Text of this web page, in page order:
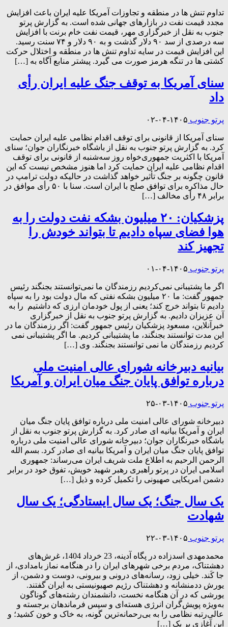
تداوم تنش ها در منطقه و تجاوزات آمریکا علیه ایران باعث افزایش
مجدد قیمت نفت در بازارهای جهانی شده است. به گزارش پرتو
جنوب به نقل از خبرگزاری مهر، قیمت نفت خام برنت با افزایش
سه درصدی از سد ۹۰ دلار گذشت و به ۹۰ دلار و ۷۴ سنت رسید.
این افزایش قیمت در سایه تداوم تنش ها در منطقه و اختلال حرکت
کشتی ها در تنگه هرمز صورت می گیرد. پیشتر منابع آگاه به […]
سنای آمریکا به توقف جنگ علیه ایران رأی
داد
پرتو جنوب ۱۴۰۵-۰۴-۰۲
سنای آمریکا از قانونی برای توقف اقدام نظامی علیه ایران حمایت
کرد. به گزارش پرتو جنوب به نقل از باشگاه خبرنگاران جوان؛ سنای
آمریکا با اکثریت جمهوری‌خواه روز سه‌شنبه از قانونی برای توقف
اقدام نظامی علیه ایران حمایت کرد اما هنوز مشخص نیست که این
قانون چگونه بر جنگ تأثیر خواهد گذاشت در حالیکه دولت ترامپ در
حال مذاکره برای توافق صلح با ایران است. سنا با ۵۰ رأی موافق در
برابر ۴۸ رأی مخالف […]
پزشکیان: ۲۰ میلیون بشکه نفت دولت را به
هوا فضای سپاه دادیم تا بتواند خودش را
تجهیز کند
پرتو جنوب ۱۴۰۵-۰۴-۰۱
اگر ما پشتیبانی نمی‌کردیم رزمندگان ما نمی‌توانستند بجنگند رئیس
جمهور گفت: ما ۲۰ میلیون بشکه نفتی که مال دولت بود را به سپاه
دادیم تا بتواند خرج کند؛ یعنی از پول خودمان ارزی که داشتیم را به
آن عزیزان دادیم. به گزارش پرتو جنوب به نقل از خبرگزاری
خبرآنلاین، مسعود پزشکیان رئیس جمهور گفت: اگر رزمندگان ما در
این مدت توانستند بجنگند، ما پشتیبانی کردیم. ما اگر پشتیبانی نمی
کردیم رزمندگان ما نمی توانستند بجنگند. وی […]
بیانیه دبیرخانه شورای عالی امنیت ملی
درباره توافق پایان جنگ میان ایران و آمریکا
پرتو جنوب ۱۴۰۵-۰۳-۲۵
دبیرخانه شورای عالی امنیت ملی درباره توافق پایان جنگ میان
ایران و آمریکا بیانیه ای صادر کرد. به گزارش پرتو جنوب به نقل از
باشگاه خبرنگاران جوان؛ دبیرخانه شورای عالی امنیت ملی درباره
توافق پایان جنگ میان ایران و آمریکا بیانیه ای صادر کرد. بسم الله
الرحمن الرحیم به اطلاع ملت شریف ایران می‌رساند: جمهوری
اسلامی ایران در پرتو راهبری رهبر شهید خویش، تفوق خود در برابر
دشمن امریکایی صهیونی را تکمیل کرده و ذیل […]
یک سال جنگ؛ یک سال ایستادگی؛ یک سال
شهادت
پرتو جنوب ۱۴۰۵-۰۳-۲۲
محمدمهدی اسدزاده در پگاه آدینه، 23 خرداد 1404، غرش‌های
دهشتناک، مردم برخی شهرهای ایران را در هنگامه نماز بامدادی، از
جا کَند. خیلی زود، رسانه‌های درونی و بیرونی، دوست و دشمن، از
یورش ددمنشانه و دهشتناک رژیم صهیونیستی به ایران گفتند.
یورشی که در آن هنگامه نخست، دانشمندان رشته‌های گوناگون
به‌ویژه پویش‌گران انرژی هسته‌ای و سپس فرماندهان برجسته و
عالی‌رتبه نظامی را به بی‌رحمانه‌ترین گونه، به خاک و خون کشید؛ و
این آغازی بر یک […]